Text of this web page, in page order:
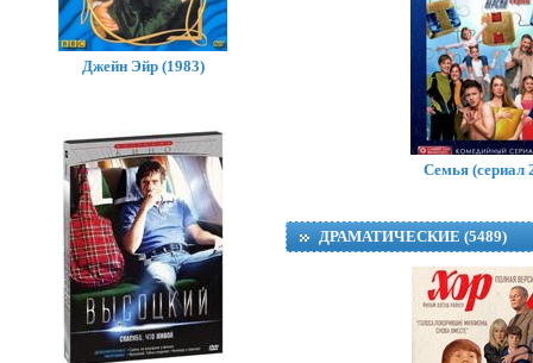
Ничья в
Семья (сериал
ДРАМАТИЧЕСКИЕ (5489)
Джейн Эйр (1983)